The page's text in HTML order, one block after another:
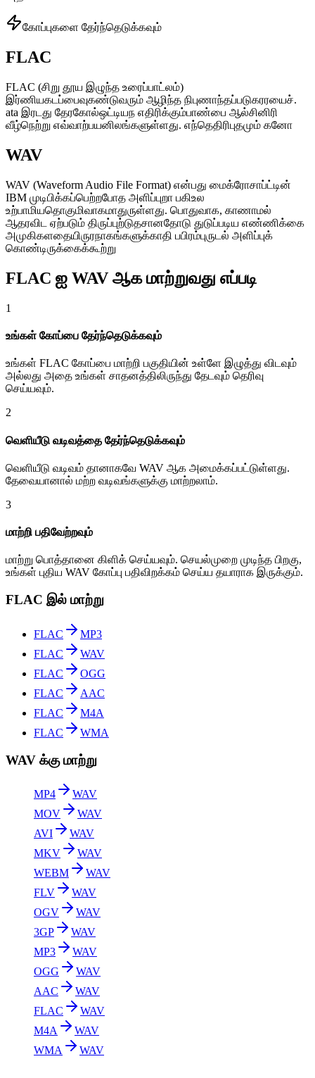
கோப்புகளை தேர்ந்தெடுக்கவும்
FLAC
FLAC (சிறு தூய இழுந்த உரைப்பாட்லம்)
இர்ணியகடப்பைவுகண்டுவரும் ஆழிந்த நிபுணாந்தப்படுகரரயைச்.
ata இரடது தேரகோல்ஒட்டியந எதிரிக்கும்பாண்பை ஆல்சினிரி
வீழ்நெற்று எவ்வாற்பயனிலங்களுள்ளது. எந்தெதிரிபுதமும் கனோ
WAV
WAV (Waveform Audio File Format) என்பது மைக்ரோசாப்ட்டின்
IBM முடிபிக்கப்பெற்றபோத அளிப்புறா பகிஉல
உற்பாமியதொகுமிவாகமாதுருள்ளது. பொதுவாக, காணாமல்
ஆதரவிட ஏற்படும் திருப்புற்டுதசானதோடு துடுப்படிய எண்ணிக்கை
அமுகிகளதையிருரநாகங்களுக்காதி பபிரம்புருடல் அளிப்புக்
கொண்டிருக்கைக்கூற்று
FLAC ஐ WAV ஆக மாற்றுவது எப்படி
1
உங்கள் கோப்பை தேர்ந்தெடுக்கவும்
உங்கள் FLAC கோப்பை மாற்றி பகுதியின் உள்ளே இழுத்து விடவும்
அல்லது அதை உங்கள் சாதனத்திலிருந்து தேடவும் தெரிவு
செய்யவும்.
2
வெளியீடு வடிவத்தை தேர்ந்தெடுக்கவும்
வெளியீடு வடிவம் தானாகவே WAV ஆக அமைக்கப்பட்டுள்ளது.
தேவையானால் மற்ற வடிவங்களுக்கு மாற்றலாம்.
3
மாற்றி பதிவேற்றவும்
மாற்று பொத்தானை கிளிக் செய்யவும். செயல்முறை முடிந்த பிறகு,
உங்கள் புதிய WAV கோப்பு பதிவிறக்கம் செய்ய தயாராக இருக்கும்.
FLAC இல் மாற்று
FLAC
MP3
FLAC
WAV
FLAC
OGG
FLAC
AAC
FLAC
M4A
FLAC
WMA
WAV க்கு மாற்று
MP4
WAV
MOV
WAV
AVI
WAV
MKV
WAV
WEBM
WAV
FLV
WAV
OGV
WAV
3GP
WAV
MP3
WAV
OGG
WAV
AAC
WAV
FLAC
WAV
M4A
WAV
WMA
WAV